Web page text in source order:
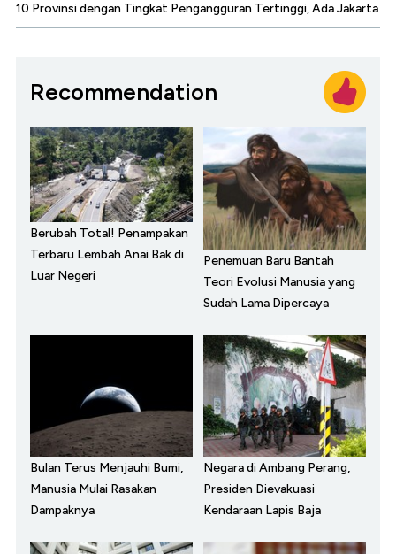
10 Provinsi dengan Tingkat Pengangguran Tertinggi, Ada Jakarta
Recommendation
Berubah Total! Penampakan
Terbaru Lembah Anai Bak di
Luar Negeri
Penemuan Baru Bantah
Teori Evolusi Manusia yang
Sudah Lama Dipercaya
Bulan Terus Menjauhi Bumi,
Manusia Mulai Rasakan
Dampaknya
Negara di Ambang Perang,
Presiden Dievakuasi
Kendaraan Lapis Baja